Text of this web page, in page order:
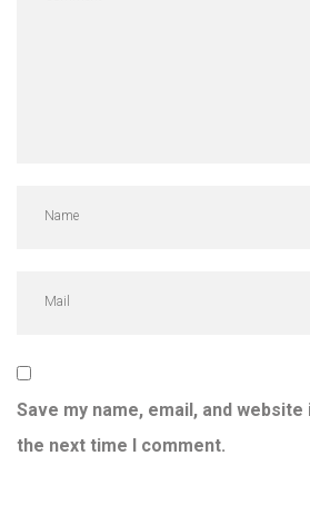
Save my name, email, and
the next time I comment.